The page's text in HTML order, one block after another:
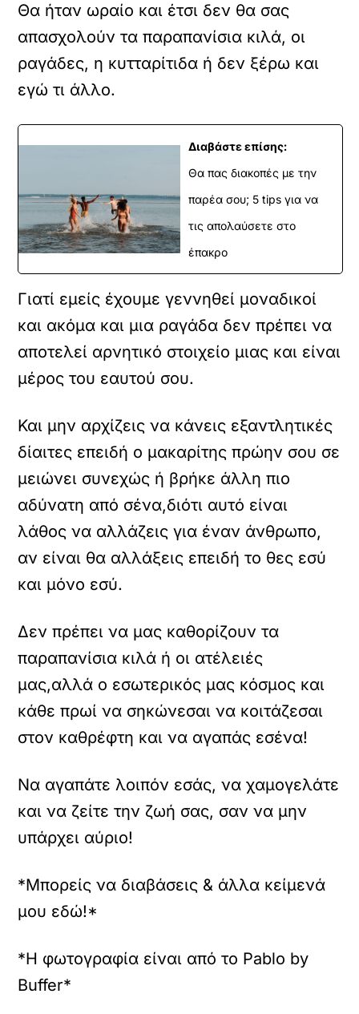
Θα ήταν ωραίο και έτσι δεν θα σας
απασχολούν τα παραπανίσια κιλά, οι
ραγάδες, η κυτταρίτιδα ή δεν ξέρω και
εγώ τι άλλο.
Διαβάστε επίσης:
Θα πας διακοπές με την
παρέα σου; 5 tips για να
τις απολαύσετε στο
έπακρο
Γιατί εμείς έχουμε γεννηθεί μοναδικοί
και ακόμα και μια ραγάδα δεν πρέπει να
αποτελεί αρνητικό στοιχείο μιας και είναι
μέρος του εαυτού σου.
Και μην αρχίζεις να κάνεις εξαντλητικές
δίαιτες επειδή ο μακαρίτης πρώην σου σε
μειώνει συνεχώς ή βρήκε άλλη πιο
αδύνατη από σένα,διότι αυτό είναι
λάθος να αλλάζεις για έναν άνθρωπο,
αν είναι θα αλλάξεις επειδή το θες εσύ
και μόνο εσύ.
Δεν πρέπει να μας καθορίζουν τα
παραπανίσια κιλά ή οι ατέλειές
μας,αλλά ο εσωτερικός μας κόσμος και
κάθε πρωί να σηκώνεσαι να κοιτάζεσαι
στον καθρέφτη και να αγαπάς εσένα!
Να αγαπάτε λοιπόν εσάς, να χαμογελάτε
και να ζείτε την ζωή σας, σαν να μην
υπάρχει αύριο!
*Μπορείς να διαβάσεις & άλλα κείμενά
μου εδώ!*
*Η φωτογραφία είναι από το Pablo by
Buffer*